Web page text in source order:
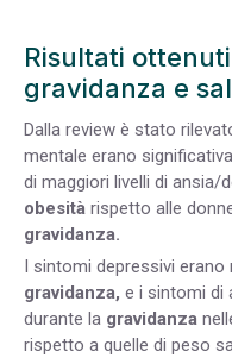
Risultati
gravidanza e
Dalla review è stato
mentale erano
di maggiori livelli di ansia/
obesità rispetto alle
gravidanza.
I sintomi depressivi
gravidanza, e i sintomi di
durante la gravidanza
rispetto a quelle di peso